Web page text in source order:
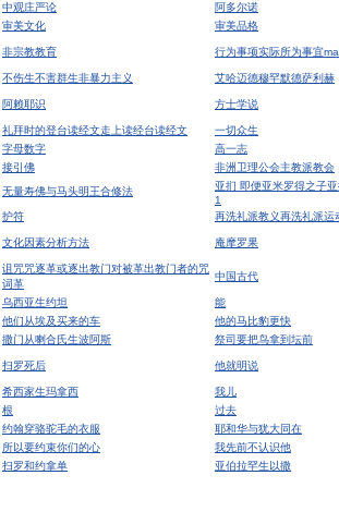
中观庄严论
阿多尔诺
审美文化
审美品格
非宗教教育 行为事项实际所为事宜
不伤生不害群生非暴力主义
艾哈迈德穆罕默德萨利赫
阿赖耶识 方士学说
礼拜时的登台读经文走上读经台读经文 一切众生
字母数字
高一志
接引佛
非洲卫理公会主教派教会
无量寿佛与马头明王合修法
亚扪 即便亚米罗得之子
1
护符 再洗礼派教义再洗礼派运
文化因素分析方法 庵摩罗果
诅咒咒逐革或逐出教门对被革出教门者的咒
词革
中国古代
乌西亚生约坦 能
他们从埃及买来的车
他的马比豹更快
撒门从喇合氏生波阿斯
祭司要把鸟拿到坛前
扫罗死后 他就明说
希西家生玛拿西 我儿
根
过去
约翰穿骆驼毛的衣服
耶和华与犹大同在
所以要约束你们的心
我先前不认识他
扫罗和约拿单
亚伯拉罕生以撒